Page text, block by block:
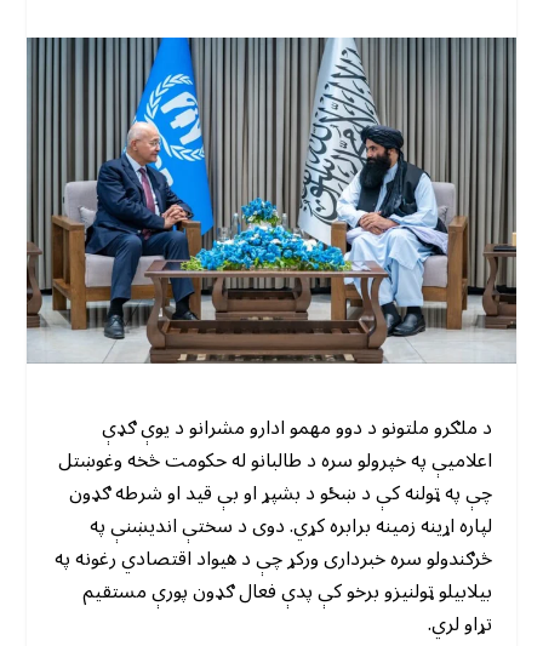
د ملګرو ملتونو د دوو مهمو ادارو مشرانو د یوې ګډې
اعلامیې په خپرولو سره د طالبانو له حکومت څخه وغوښتل
چې په ټولنه کې د ښځو د بشپړ او بې قید او شرطه ګډون
لپاره اړینه زمینه برابره کړي. دوی د سختې اندیښنې په
څرګندولو سره خبرداری ورکړ چې د هیواد اقتصادي رغونه په
بیلابیلو ټولنیزو برخو کې پدې فعال ګډون پورې مستقیم
تړاو لري.